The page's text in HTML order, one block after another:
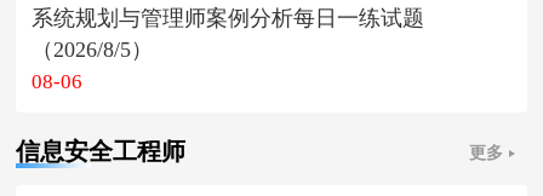
系统规划与管理师案例分析每日一练试题
（2026/8/5）
08-06
信息安全工程师 更多